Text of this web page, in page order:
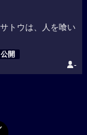
トウは、人を喰い
開
-